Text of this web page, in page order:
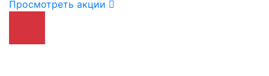
Просмотреть акции